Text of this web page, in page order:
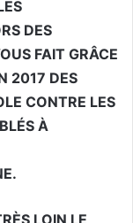
DES
FAIT GRÂCE
2017 DES
CONTRE LES
À
LOIN LE